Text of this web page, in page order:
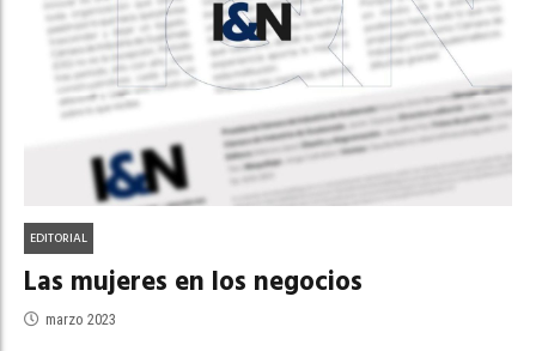
EDITORIAL
Las mujeres en los negocios
marzo 2023